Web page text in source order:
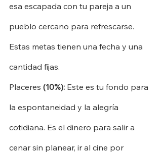
esa escapada con tu pareja a un
pueblo cercano para refrescarse.
Estas metas tienen una fecha y una
cantidad fijas.
Placeres (10%): Este es tu fondo para
la espontaneidad y la alegría
cotidiana. Es el dinero para salir a
cenar sin planear, ir al cine por